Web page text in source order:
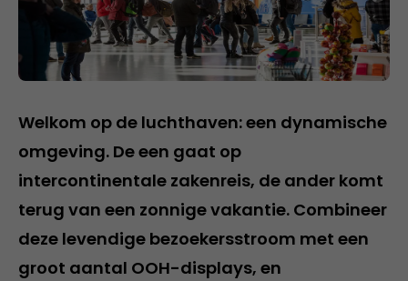
Welkom op de luchthaven: een dynamische
omgeving. De een gaat op
intercontinentale zakenreis, de ander komt
terug van een zonnige vakantie. Combineer
deze levendige bezoekersstroom met een
groot aantal OOH-displays, en